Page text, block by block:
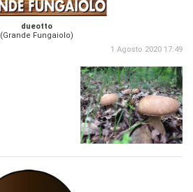
dueotto
(Grande Fungaiolo)
1 Agosto 2020 17:49